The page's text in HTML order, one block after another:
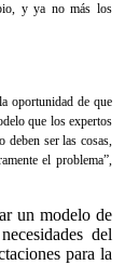
y ya no más los
oportunidad de que
que los expertos
deben ser las cosas,
el problema”,
un modelo de
del
para la